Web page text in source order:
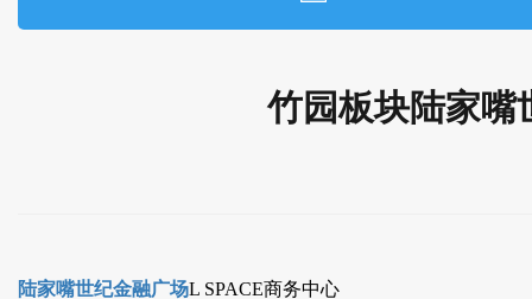
竹园板块陆家嘴
陆家嘴世纪金融广场L SPACE商务中心